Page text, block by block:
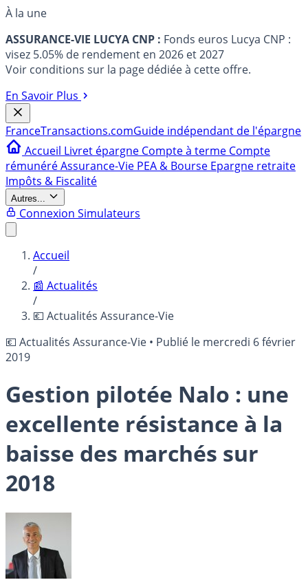
À la une
ASSURANCE-VIE LUCYA CNP : Fonds euros Lucya CNP :
visez 5.05% de rendement en 2026 et 2027
Voir conditions sur la page dédiée à cette offre.
En Savoir Plus
FranceTransactions.comGuide indépendant de l'épargne
Accueil Livret épargne Compte à terme Compte
rémunéréAssurance-Vie PEA & Bourse Epargne retraite
Impôts & Fiscalité
Autres...
Connexion Simulateurs
Accueil
/
📰 Actualités
/
💶 Actualités Assurance-Vie
💶 Actualités Assurance-Vie • Publié le mercredi 6 février
2019
Gestion pilotée Nalo : une
excellente résistance à la
baisse des marchés sur
2018